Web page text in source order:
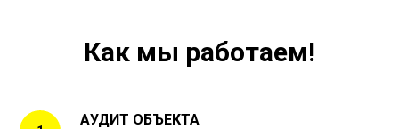
Как мы работаем!
АУДИТ ОБЪЕКТА